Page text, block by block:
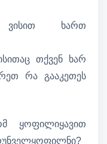
ხართ
თქვენ ხარ
რა გააკეთეს
ყოფილიყავით